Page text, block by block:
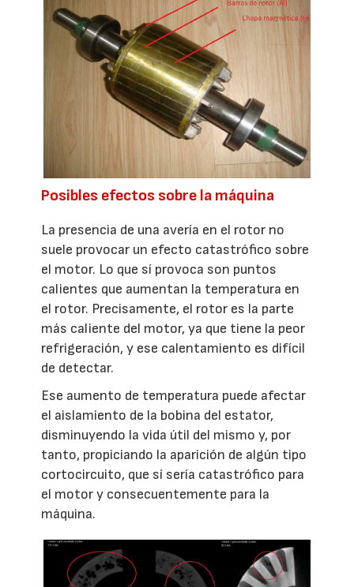
Posibles efectos sobre la máquina
La presencia de una avería en el rotor no
suele provocar un efecto catastrófico sobre
el motor. Lo que sí provoca son puntos
calientes que aumentan la temperatura en
el rotor. Precisamente, el rotor es la parte
más caliente del motor, ya que tiene la peor
refrigeración, y ese calentamiento es difícil
de detectar.
Ese aumento de temperatura puede afectar
el aislamiento de la bobina del estator,
disminuyendo la vida útil del mismo y, por
tanto, propiciando la aparición de algún tipo
cortocircuito, que sí sería catastrófico para
el motor y consecuentemente para la
máquina.